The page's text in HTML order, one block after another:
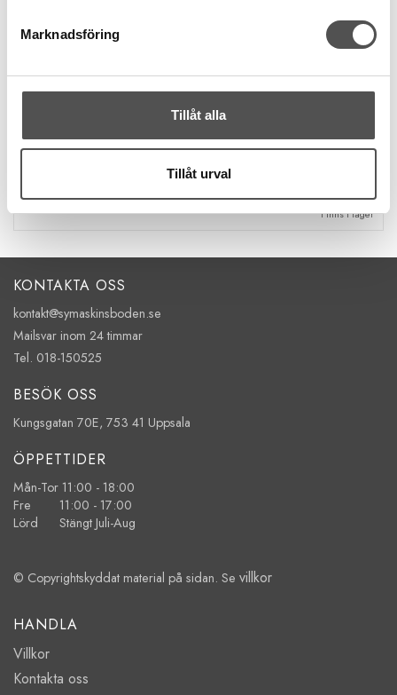
Marknadsföring
Tillåt alla
Tillåt urval
Lazy Girl
Återgår till ursprunglig form
216 kr / Meter
Finns i lager
KONTAKTA OSS
kontakt@symaskinsboden.se
Mailsvar inom 24 timmar
Tel. 018-150525
BESÖK OSS
Kungsgatan 70E, 753 41 Uppsala
ÖPPETTIDER
Mån-Tor 11:00 - 18:00
Fre 11:00 - 17:00
Lörd Stängt Juli-Aug
© Copyrightskyddat material på sidan. Se villkor
HANDLA
Villkor
Kontakta oss